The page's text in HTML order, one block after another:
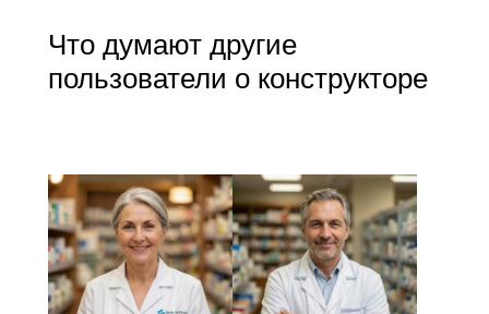
Что думают другие
пользователи о конструкторе